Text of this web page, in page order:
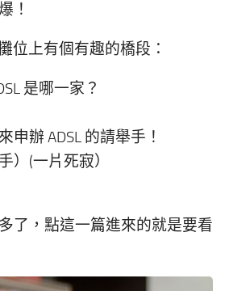
！
位上有個有趣的橋段：
是哪一家？
申辦 ADSL 的請舉手！
）(一片死寂）
了，點這一篇進來的就是要看